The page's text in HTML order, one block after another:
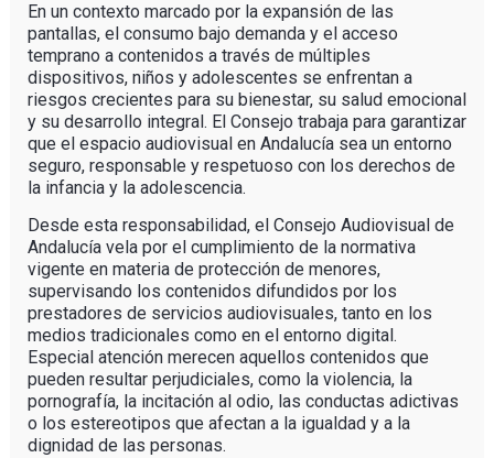
En un contexto marcado por la expansión de las
pantallas, el consumo bajo demanda y el acceso
temprano a contenidos a través de múltiples
dispositivos, niños y adolescentes se enfrentan a
riesgos crecientes para su bienestar, su salud emocional
y su desarrollo integral. El Consejo trabaja para garantizar
que el espacio audiovisual en Andalucía sea un entorno
seguro, responsable y respetuoso con los derechos de
la infancia y la adolescencia.
Desde esta responsabilidad, el Consejo Audiovisual de
Andalucía vela por el cumplimiento de la normativa
vigente en materia de protección de menores,
supervisando los contenidos difundidos por los
prestadores de servicios audiovisuales, tanto en los
medios tradicionales como en el entorno digital.
Especial atención merecen aquellos contenidos que
pueden resultar perjudiciales, como la violencia, la
pornografía, la incitación al odio, las conductas adictivas
o los estereotipos que afectan a la igualdad y a la
dignidad de las personas.